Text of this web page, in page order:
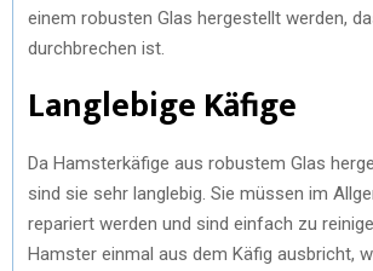
einem robusten Glas hergestellt werden,
durchbrechen ist.
Langlebige Käfige
Da Hamsterkäfige aus robustem Glas
sind sie sehr langlebig. Sie müssen im
repariert werden und sind einfach zu
Hamster einmal aus dem Käfig ausbricht,